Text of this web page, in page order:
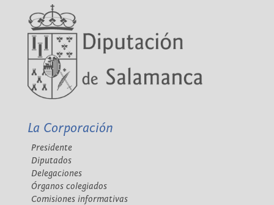
La Corporación
Presidente
Diputados
Delegaciones
Órganos colegiados
Comisiones informativas